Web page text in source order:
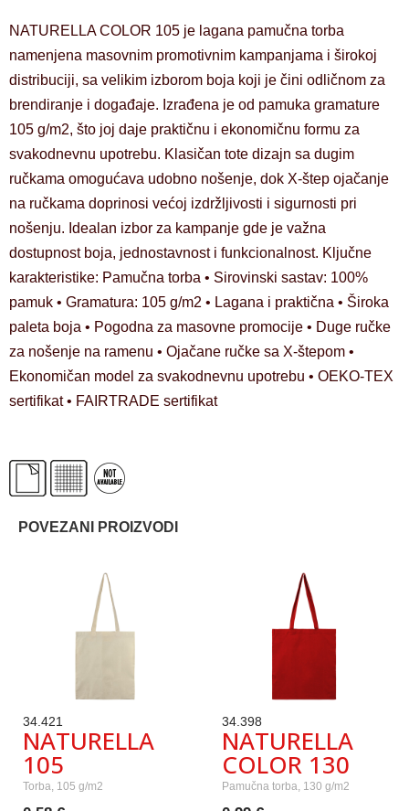
NATURELLA COLOR 105 je lagana pamučna torba
namenjena masovnim promotivnim kampanjama i širokoj
distribuciji, sa velikim izborom boja koji je čini odličnom za
brendiranje i događaje. Izrađena je od pamuka gramature
105 g/m2, što joj daje praktičnu i ekonomičnu formu za
svakodnevnu upotrebu. Klasičan tote dizajn sa dugim
ručkama omogućava udobno nošenje, dok X-štep ojačanje
na ručkama doprinosi većoj izdržljivosti i sigurnosti pri
nošenju. Idealan izbor za kampanje gde je važna
dostupnost boja, jednostavnost i funkcionalnost. Ključne
karakteristike: Pamučna torba • Sirovinski sastav: 100%
pamuk • Gramatura: 105 g/m2 • Lagana i praktična • Široka
paleta boja • Pogodna za masovne promocije • Duge ručke
za nošenje na ramenu • Ojačane ručke sa X-štepom •
Ekonomičan model za svakodnevnu upotrebu • OEKO-TEX
sertifikat • FAIRTRADE sertifikat
POVEZANI PROIZVODI
34.421
NATURELLA
105
Torba, 105 g/m2
34.398
NATURELLA
COLOR 130
Pamučna torba, 130 g/m2